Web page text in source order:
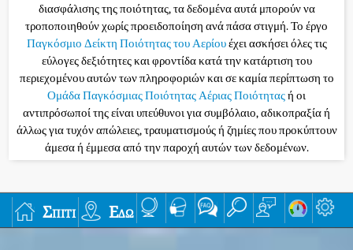
διασφάλισης της ποιότητας, τα δεδομένα αυτά μπορούν να
τροποποιηθούν χωρίς προειδοποίηση ανά πάσα στιγμή. Το έργο
Παγκόσμιο Δείκτη Ποιότητας του Αερίουέχει ασκήσει όλες τις
εύλογες δεξιότητες και φροντίδα κατά την κατάρτιση του
περιεχομένου αυτών των πληροφοριών και σε καμία περίπτωση το
Ομάδα Παγκόσμιας Ποιότητας Αέριας Ποιότηταςή οι
αντιπρόσωποί της είναι υπεύθυνοι για συμβόλαιο, αδικοπραξία ή
άλλως για τυχόν απώλειες, τραυματισμούς ή ζημίες που προκύπτουν
άμεσα ή έμμεσα από την παροχή αυτών των δεδομένων.
Σπίτι Εδώ